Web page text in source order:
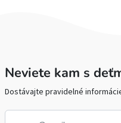
Neviete kam s
Dostávajte pravidelné